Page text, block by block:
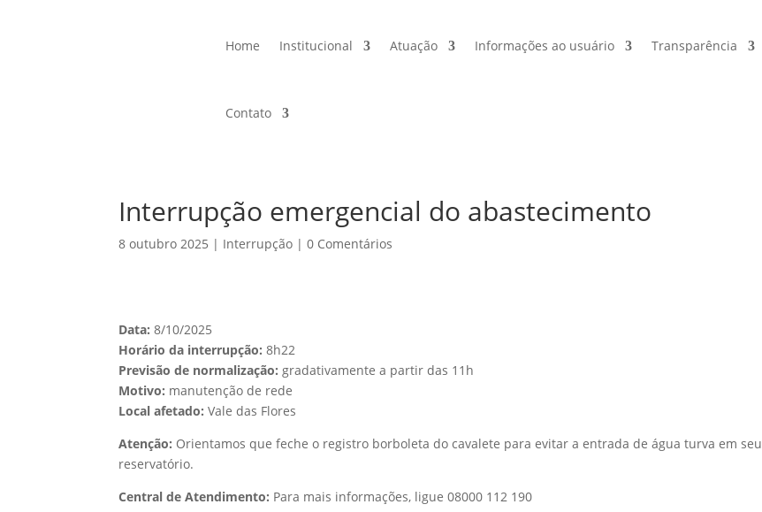
Home Institucional Atuação Informações ao usuário Transparência
Contato
Interrupção emergencial do abastecimento
8 outubro 2025 | Interrupção |0 Comentários
Data: 8/10/2025
Horário da interrupção: 8h22
Previsão de normalização: gradativamente a partir das 11h
Motivo: manutenção de rede
Local afetado:Vale das Flores
Atenção: Orientamos que feche o registro borboleta do cavalete para evitar a entrada de água turva em seu
reservatório.
Central de Atendimento: Para mais informações, ligue 08000 112 190